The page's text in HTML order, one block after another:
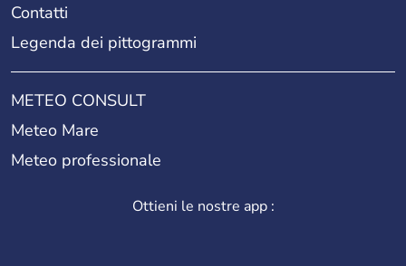
Contatti
Legenda dei pittogrammi
METEO CONSULT
Meteo Mare
Meteo professionale
Ottieni le nostre app :